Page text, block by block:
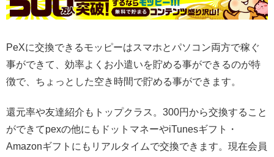
PeXに交換できるモッピーはスマホとパソコン両方で稼ぐ
事ができて、効率よくお小遣いを貯める事ができるのが特
徴で、ちょっとした空き時間で貯める事ができます。
還元率や友達紹介もトップクラス。300円から交換すること
ができてpexの他にもドットマネーやiTunesギフト・
Amazonギフトにもリアルタイムで交換できます。現在会員